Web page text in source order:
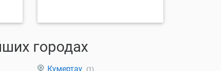
городах
Кумертау (1)